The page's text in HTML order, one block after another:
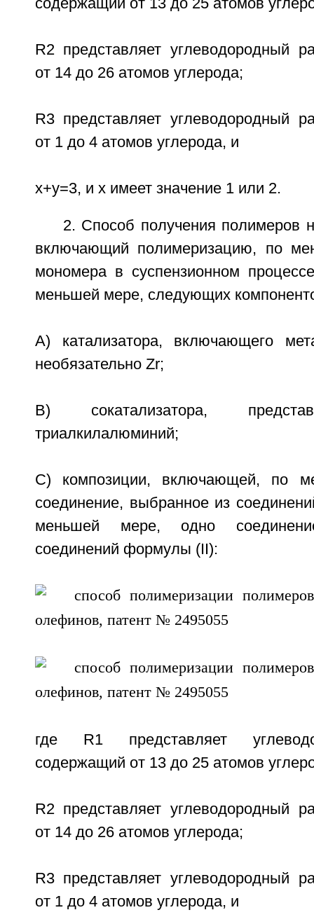
содержащий от 13 до 25 атомов
R2 представляет углеводородный
от 14 до 26 атомов углерода;
R3 представляет углеводородный
от 1 до 4 атомов углерода, и
x+y=3, и x имеет значение 1 или 2.
2. Способ получения полимеров
включающий полимеризацию, по
мономера в суспензионном
меньшей мере, следующих
A) катализатора, включающего
необязательно Zr;
B) сокатализатора,
триалкилалюминий;
C) композиции, включающей, по
соединение, выбранное из
меньшей мере, одно
соединений формулы (II):
где R1 представляет
содержащий от 13 до 25 атомов
R2 представляет углеводородный
от 14 до 26 атомов углерода;
R3 представляет углеводородный
от 1 до 4 атомов углерода, и